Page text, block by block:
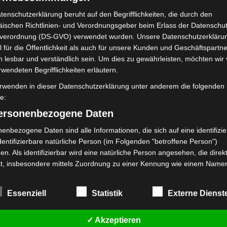
Datenschutzbedingungen
am Morgenhimmel im Osten. Er bewegt sich dabei vom
(Bootes) und Jungfrau.
SA 4.0
Limited, Gordon House, Barrow Street, Dublin, D04 E5W5,
Es werden seitens Google Adsense personenbezogene Daten
genau entnehmen Sie bitte den Datenschutzbedingungen.
ist deaktiviert.
beruht auf den Begrifflichkeiten, die durch den
Richtlinien- und Verordnungsgeber beim Erlass der
(DS-GVO) verwendet wurden. Unsere
für die Öffentlichkeit als auch für unsere Kunden und
lesbar und verständlich sein. Um dies zu gewährleisten, möchten wir
Begrifflichkeiten erläutern.
in dieser Datenschutzerklärung unter anderem die folgenden
Daten
Daten sind alle Informationen, die sich auf eine
natürliche Person (im Folgenden "betroffene Person")
Als identifizierbar wird eine natürliche Person angesehen, die
insbesondere mittels Zuordnung zu einer Kennung wie einem
besonderen Merkmalen, die Ausdruck der physischen,
genetischen, psychischen, wirtschaftlichen, kulturellen oder
Identität dieser natürlichen Person sind, identifiziert werden kann.
Essenziell Statistik Externe
✓ Akzeptieren